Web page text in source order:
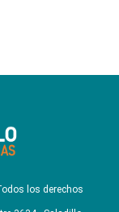
los derechos